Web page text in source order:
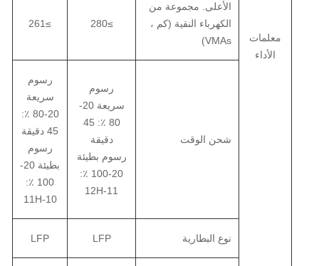
معلمات
الأداء
الأعلى. مجموعة من
الكهرباء النقية (كم ،
VMAs)
≥280
≥261
شحن الوقت
رسوم
سريعة 20-
80 ٪: 45
دقيقة
رسوم بطيئة
20-100 ٪:
11-12H
رسوم
سريعة
20-80 ٪:
45 دقيقة
رسوم
بطيئة 20-
100 ٪:
10-11H
نوع البطارية LFP
LFP